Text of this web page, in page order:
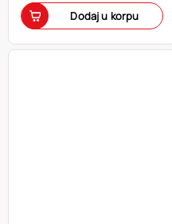
Dodaj u korpu